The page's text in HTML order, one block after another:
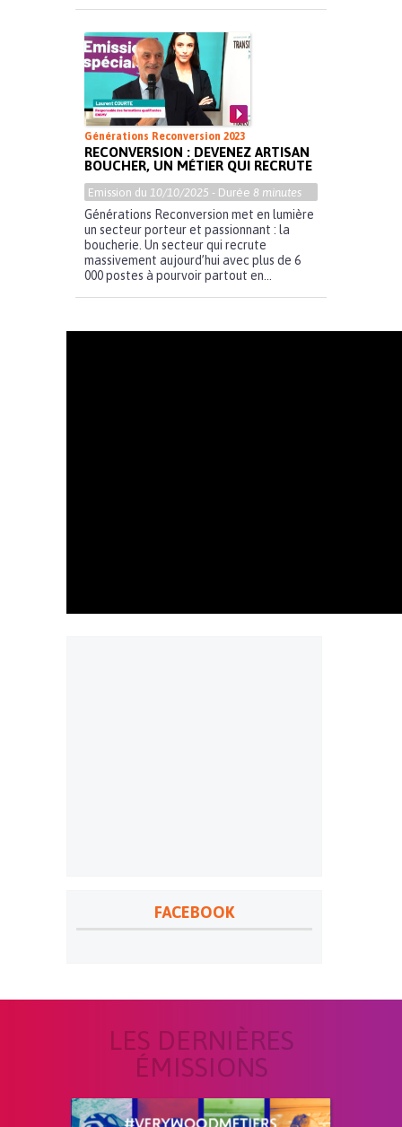
Générations Reconversion 2023
RECONVERSION : DEVENEZ ARTISAN
BOUCHER, UN MÉTIER QUI RECRUTE
Emission du 10/10/2025 - Durée 8 minutes
Générations Reconversion met en lumière
un secteur porteur et passionnant : la
boucherie. Un secteur qui recrute
massivement aujourd’hui avec plus de 6
000 postes à pourvoir partout en...
FACEBOOK
LES DERNIÈRES
ÉMISSIONS